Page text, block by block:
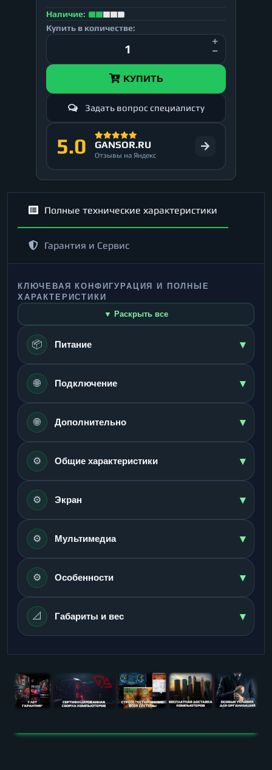
Наличие:
Купить в количестве:
КУПИТЬ
Задать вопрос специалисту
5.0 GANSOR.RU
Отзывы на Яндекс
Полные технические характеристики
Гарантия и Сервис
КЛЮЧЕВАЯ КОНФИГУРАЦИЯ И ПОЛНЫЕ
ХАРАКТЕРИСТИКИ
▼ Раскрыть все
📦 Питание ▾
🌐 Подключение ▾
🌐 Дополнительно ▾
⚙️ Общие характеристики ▾
⚙️ Экран ▾
⚙️ Мультимедиа ▾
⚙️ Особенности ▾
📐 Габариты и вес ▾